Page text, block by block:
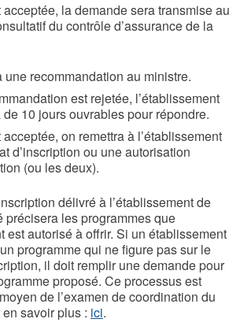
la demande sera transmise au
du contrôle d’assurance de la
une recommandation au ministre.
est rejetée, l’établissement
10 jours ouvrables pour répondre.
on remettra à l’établissement
d’inscription ou une autorisation
(ou les deux).
délivré à l’établissement de
précisera les programmes que
est autorisé à offrir. Si un établissement
programme qui ne figure pas sur le
il doit remplir une demande pour
proposé. Ce processus est
de l’examen de coordination du
savoir plus : ici.